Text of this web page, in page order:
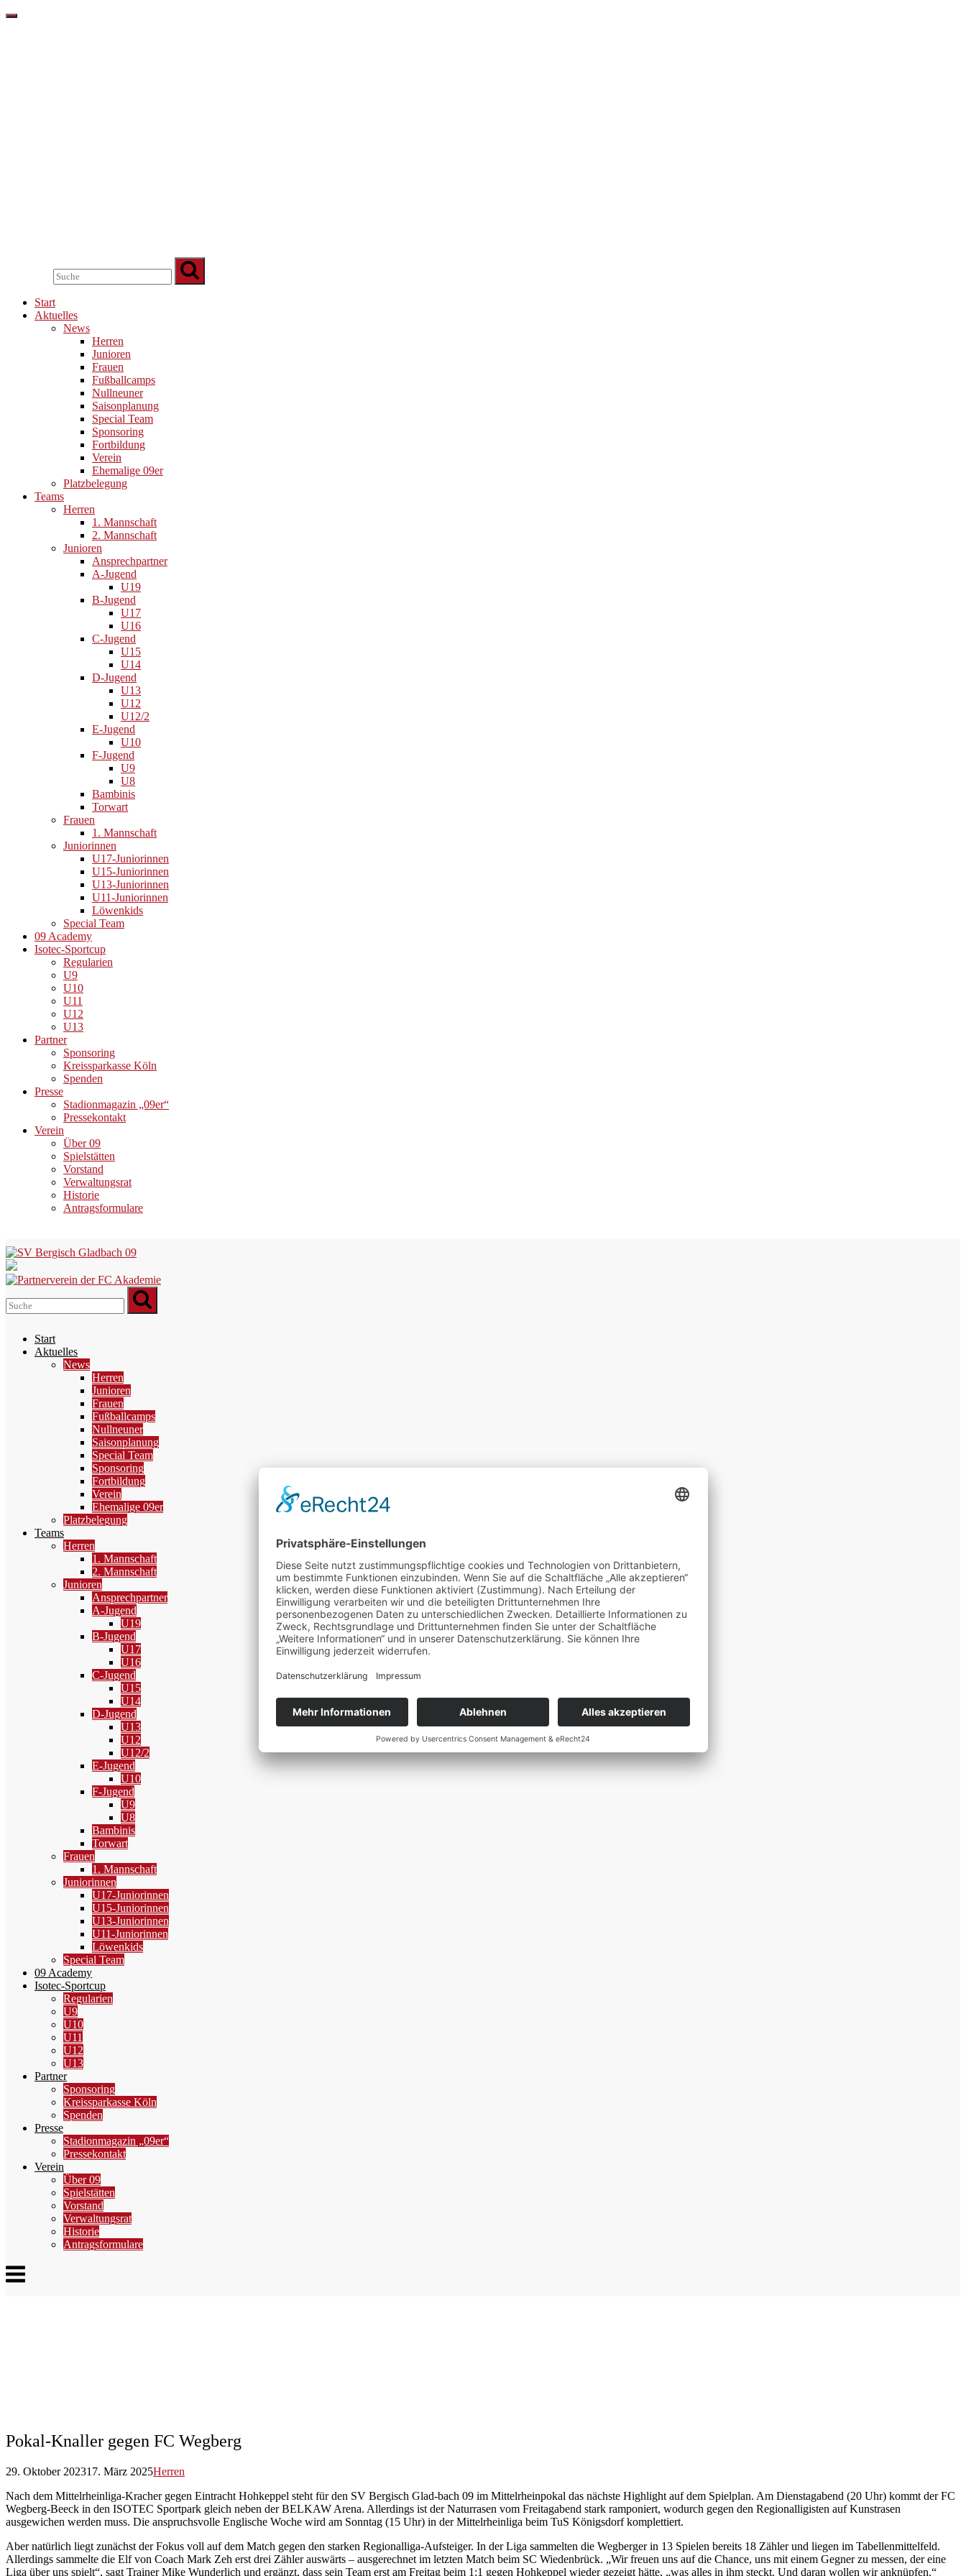
Start
Aktuelles
News
Herren
Junioren
Frauen
Fußballcamps
Nullneuner
Saisonplanung
Special Team
Sponsoring
Fortbildung
Verein
Ehemalige 09er
Platzbelegung
Teams
Herren
1. Mannschaft
2. Mannschaft
Junioren
Ansprechpartner
A-Jugend
U19
B-Jugend
U17
U16
C-Jugend
U15
U14
D-Jugend
U13
U12
U12/2
E-Jugend
U10
F-Jugend
U9
U8
Bambinis
Torwart
Frauen
1. Mannschaft
Juniorinnen
U17-Juniorinnen
U15-Juniorinnen
U13-Juniorinnen
U11-Juniorinnen
Löwenkids
Special Team
09 Academy
Isotec-Sportcup
Regularien
U9
U10
U11
U12
U13
Partner
Sponsoring
Kreissparkasse Köln
Spenden
Presse
Stadionmagazin „09er“
Pressekontakt
Verein
Über 09
Spielstätten
Vorstand
Verwaltungsrat
Historie
Antragsformulare
Skip
to
content
Start
Aktuelles
News
Herren
Junioren
Frauen
Fußballcamps
Nullneuner
Saisonplanung
Special Team
Sponsoring
Fortbildung
Verein
Ehemalige 09er
Platzbelegung
Teams
Herren
1. Mannschaft
2. Mannschaft
Junioren
Ansprechpartner
A-Jugend
U19
B-Jugend
U17
U16
C-Jugend
U15
U14
D-Jugend
U13
U12
U12/2
E-Jugend
U10
F-Jugend
U9
U8
Bambinis
Torwart
Frauen
1. Mannschaft
Juniorinnen
U17-Juniorinnen
U15-Juniorinnen
U13-Juniorinnen
U11-Juniorinnen
Löwenkids
Special Team
09 Academy
Isotec-Sportcup
Regularien
U9
U10
U11
U12
U13
Partner
Sponsoring
Kreissparkasse Köln
Spenden
Presse
Stadionmagazin „09er“
Pressekontakt
Verein
Über 09
Spielstätten
Vorstand
Verwaltungsrat
Historie
Antragsformulare
Menu
Pokal-Knaller gegen FC Wegberg
29. Oktober 202317. März 2025Herren
Nach dem Mittelrheinliga-Kracher gegen Eintracht Hohkeppel steht für den SV Bergisch Glad-bach 09 im Mittelrheinpokal das nächste Highlight auf dem Spielplan. Am Dienstagabend (20 Uhr) kommt der FC
Wegberg-Beeck in den ISOTEC Sportpark gleich neben der BELKAW Arena. Allerdings ist der Naturrasen vom Freitagabend stark ramponiert, wodurch gegen den Regionalligisten auf Kunstrasen
ausgewichen werden muss. Die anspruchsvolle Englische Woche wird am Sonntag (15 Uhr) in der Mittelrheinliga beim TuS Königsdorf komplettiert.
Aber natürlich liegt zunächst der Fokus voll auf dem Match gegen den starken Regionalliga-Aufsteiger. In der Liga sammelten die Wegberger in 13 Spielen bereits 18 Zähler und liegen im Tabellenmittelfeld.
Allerdings sammelte die Elf von Coach Mark Zeh erst drei Zähler auswärts – ausgerechnet im letzten Match beim SC Wiedenbrück. „Wir freuen uns auf die Chance, uns mit einem Gegner zu messen, der eine
Liga über uns spielt“, sagt Trainer Mike Wunderlich und ergänzt, dass sein Team erst am Freitag beim 1:1 gegen Hohkeppel wieder gezeigt hätte, „was alles in ihm steckt. Und daran wollen wir anknüpfen.“